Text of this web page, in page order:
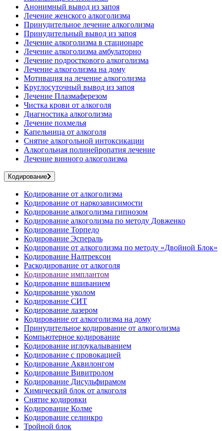
Анонимный вывод из запоя
Лечение женского алкоголизма
Принудительное лечение алкоголизма
Принудительный вывод из запоя
Лечение алкоголизма в стационаре
Лечение алкоголизма амбулаторно
Лечение подросткового алкоголизма
Лечение алкоголизма на дому
Мотивация на лечение алкоголизма
Круглосуточный вывод из запоя
Лечение Плазмаферезом
Чистка крови от алкоголя
Диагностика алкоголизма
Лечение похмелья
Капельница от алкоголя
Снятие алкогольной интоксикации
Алкогольная полинейропатия лечение
Лечение винного алкоголизма
Кодирование
Кодирование от алкоголизма
Кодирование от наркозависимости
Кодирование алкоголизма гипнозом
Кодирование алкоголизма по методу Довженко
Кодирование Торпедо
Кодирование Эспераль
Кодирование от алкоголизма по методу «Двойной Блок»
Кодирование Налтрексон
Раскодирование от алкоголя
Кодирование имплантом
Кодирование вшиванием
Кодирование уколом
Кодирование СИТ
Кодирование лазером
Кодирование от алкоголизма на дому
Принудительное кодирование от алкоголизма
Компьютерное кодирование
Кодирование иглоукалыванием
Кодирование с провокацией
Кодирование Аквилонгом
Кодирование Вивитролом
Кодирование Дисульфирамом
Химический блок от алкоголя
Снятие кодировки
Кодирование Колме
Кодирование селинкро
Тройной блок